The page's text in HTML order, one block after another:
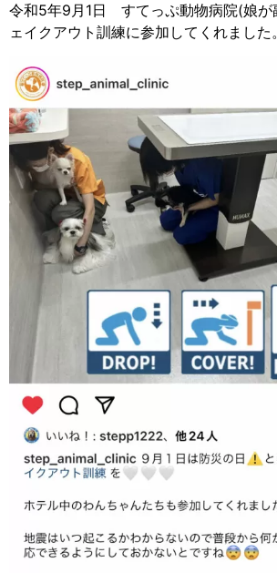
令和5年9月1日 すてっぷ動物病院(娘が
ェイクアウト訓練に参加してくれました。